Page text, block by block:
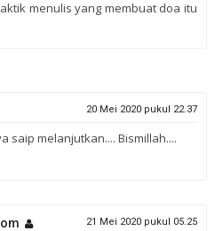
menulis yang membuat doa itu
20 Mei 2020 pukul 22.37
saip melanjutkan.... Bismillah....
21 Mei 2020 pukul 05.25